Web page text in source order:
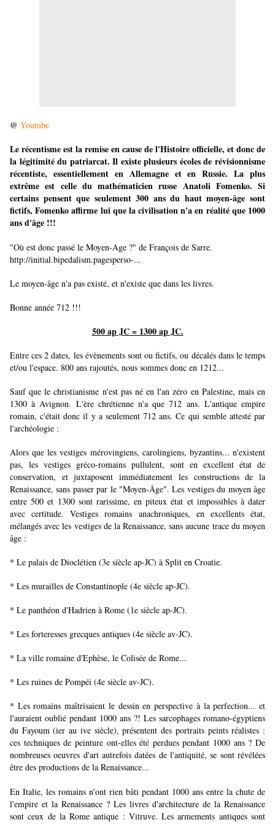
@ Youtube
Le récentisme est la remise en cause de l'Histoire officielle, et donc de
la légitimité du patriarcat. Il existe plusieurs écoles de révisionnisme
récentiste, essentiellement en Allemagne et en Russie. La plus
extrême est celle du mathématicien russe Anatoli Fomenko. Si
certains pensent que seulement 300 ans du haut moyen-âge sont
fictifs, Fomenko affirme lui que la civilisation n'a en réalité que 1000
ans d'âge !!!
"Où est donc passé le Moyen-Age ?" de François de Sarre.
http://initial.bipedalism.pagesperso-...
Le moyen-âge n'a pas existé, et n'existe que dans les livres.
Bonne année 712 !!!
500 ap JC = 1300 ap JC.
Entre ces 2 dates, les évènements sont ou fictifs, ou décalés dans le temps
et/ou l'espace. 800 ans rajoutés, nous sommes donc en 1212...
Sauf que le christianisme n'est pas né en l'an zéro en Palestine, mais en
1300 à Avignon. L'ère chrétienne n'a que 712 ans. L'antique empire
romain, c'était donc il y a seulement 712 ans. Ce qui semble attesté par
l'archéologie :
Alors que les vestiges mérovingiens, carolingiens, byzantins... n'existent
pas, les vestiges gréco-romains pullulent, sont en excellent état de
conservation, et juxtaposent immédiatement les constructions de la
Renaissance, sans passer par le "Moyen-Âge". Les vestiges du moyen âge
entre 500 et 1300 sont rarissime, en piteux état et impossibles à dater
avec certitude. Vestiges romains anachroniques, en excellents état,
mélangés avec les vestiges de la Renaissance, sans aucune trace du moyen
âge :
* Le palais de Dioclétien (3e siècle ap-JC) à Split en Croatie.
* Les murailles de Constantinople (4e siècle ap-JC).
* Le panthéon d'Hadrien à Rome (1e siècle ap-JC).
* Les forteresses grecques antiques (4e siècle av-JC).
* La ville romaine d'Ephèse, le Colisée de Rome...
* Les ruines de Pompéi (4e siècle av-JC).
* Les romains maîtrisaient le dessin en perspective à la perfection... et
l'auraient oublié pendant 1000 ans ?! Les sarcophages romano-égyptiens
du Fayoum (ier au ive siècle), présentent des portraits peints réalistes :
ces techniques de peinture ont-elles été perdues pendant 1000 ans ? De
nombreuses oeuvres d'art autrefois datées de l'antiquité, se sont révélées
être des productions de la Renaissance...
En Italie, les romains n'ont rien bâti pendant 1000 ans entre la chute de
l'empire et la Renaissance ? Les livres d'architecture de la Renaissance
sont ceux de la Rome antique : Vitruve. Les armements antiques sont